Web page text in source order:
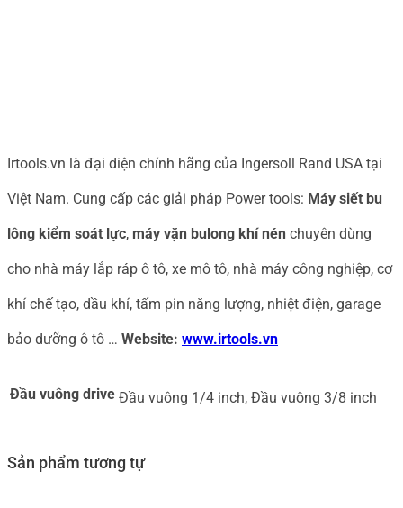
Irtools.vn là đại diện chính hãng của Ingersoll Rand USA tại
Việt Nam. Cung cấp các giải pháp Power tools: Máy siết bu
lông kiểm soát lực, máy vặn bulong khí nén chuyên dùng
cho nhà máy lắp ráp ô tô, xe mô tô, nhà máy công nghiệp, cơ
khí chế tạo, dầu khí, tấm pin năng lượng, nhiệt điện, garage
bảo dưỡng ô tô … Website: www.irtools.vn
Đầu vuông drive Đầu vuông 1/4 inch, Đầu vuông 3/8 inch
Sản phẩm tương tự